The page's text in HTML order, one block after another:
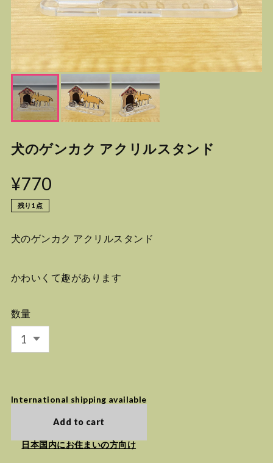
犬のゲンカク アクリルスタンド
¥770
残り1点
犬のゲンカク アクリルスタンド
かわいくて趣があります
数量
International shipping available
Add to cart
日本国内にお住まいの方向け